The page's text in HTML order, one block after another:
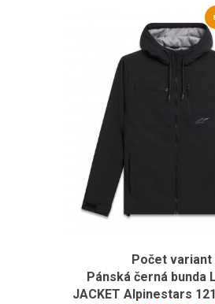
Počet variant
Pánská černá bunda
JACKET Alpinestars